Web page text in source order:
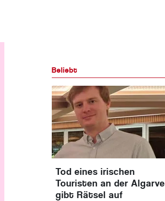
Beliebt
Tod eines irischen
Touristen an der Algarve
gibt Rätsel auf